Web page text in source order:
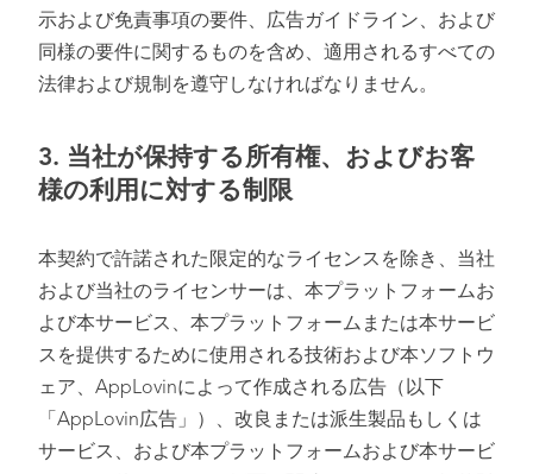
示および免責事項の要件、広告ガイドライン、および
同様の要件に関するものを含め、適用されるすべての
法律および規制を遵守しなければなりません。
3. 当社が保持する所有権、およびお客
様の利用に対する制限
本契約で許諾された限定的なライセンスを除き、当社
および当社のライセンサーは、本プラットフォームお
よび本サービス、本プラットフォームまたは本サービ
スを提供するために使用される技術および本ソフトウ
ェア、AppLovinによって作成される広告（以下
「AppLovin広告」）、改良または派生製品もしくは
サービス、および本プラットフォームおよび本サービ